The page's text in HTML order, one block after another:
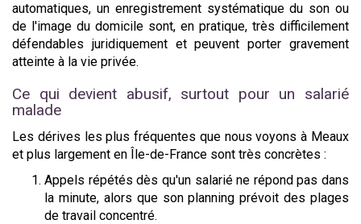
automatiques, un enregistrement systématique du son ou
de l'image du domicile sont, en pratique, très difficilement
défendables juridiquement et peuvent porter gravement
atteinte à la vie privée.
Ce qui devient abusif, surtout pour un salarié
malade
Les dérives les plus fréquentes que nous voyons à Meaux
et plus largement en Île-de-France sont très concrètes :
Appels répétés dès qu'un salarié ne répond pas dans
la minute, alors que son planning prévoit des plages
de travail concentré.